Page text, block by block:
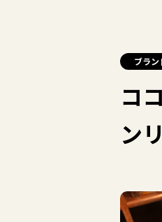
ブラン
コ
ン